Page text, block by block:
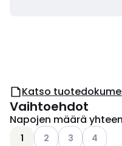
Katso
Vaihtoehdot
Napojen määrä
1 Katso käytettävissä
2 Katso
3 Katso
4